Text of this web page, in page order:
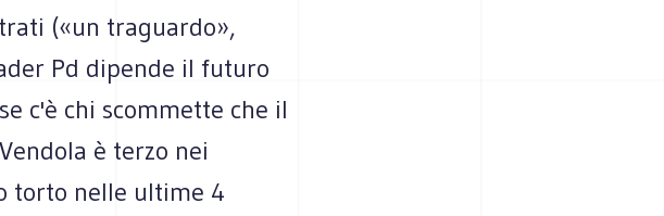
(«un traguardo»,
Pd dipende il futuro
c'è chi scommette che il
è terzo nei
torto nelle ultime 4